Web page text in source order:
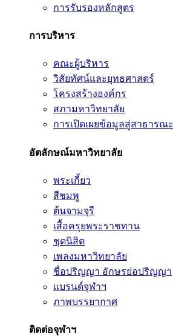
การรับรองหลักสูตร
การบริหาร
คณะผู้บริหาร
วิสัยทัศน์และยุทธศาสตร์
โครงสร้างองค์กร
สภามหาวิทยาลัย
การเปิดเผยข้อมูลสู่สาธารณะ
อัตลักษณ์มหาวิทยาลัย
พระเกี้ยว
สีชมพู
ต้นจามจุรี
เสื้อครุยพระราชทาน
ชุดนิสิต
เพลงมหาวิทยาลัย
ชื่อปริญญา อักษรย่อปริญญา
แบรนด์จุฬาฯ
ภาพบรรยากาศ
ติดต่อจุฬาฯ